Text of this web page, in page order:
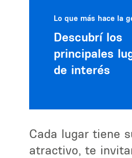
Lo que más hace la
Descubrí los
principales
de interés
Cada lugar tiene
atractivo, te